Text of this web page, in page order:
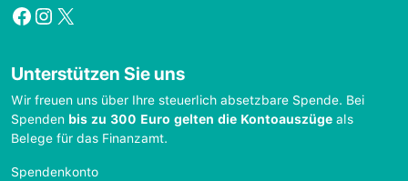
Facebook
Instagram
X
Unterstützen Sie uns
Wir freuen uns über Ihre steuerlich absetzbare Spende. Bei
Spenden bis zu 300 Euro gelten die Kontoauszüge als
Belege für das Finanzamt.
Spendenkonto